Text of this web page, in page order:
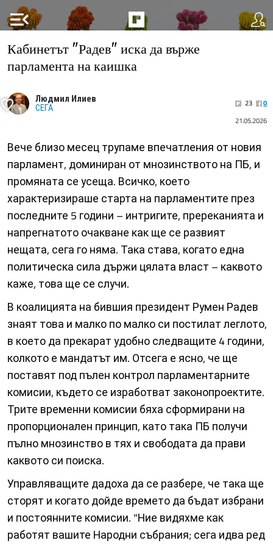
menu_open
Кабинетът "Радев" иска да върже
парламента на каишка
Людмил Илиев
СЕГА 23
0
21.05.2026
Вече близо месец трупаме впечатления от новия
парламент, доминиран от мнозинството на ПБ, и
промяната се усеща. Всичко, което
характеризираше старта на парламентите през
последните 5 години – интригите, пререканията и
напрегнатото очакване как ще се развият
нещата, сега го няма. Така става, когато една
политическа сила държи цялата власт – каквото
каже, това ще се случи.
В коалицията на бившия президент Румен Радев
знаят това и малко по малко си постилат леглото,
в което да прекарат удобно следващите 4 години,
колкото е мандатът им. Отсега е ясно, че ще
поставят под пълен контрол парламентарните
комисии, където се изработват законопроектите.
Трите временни комисии бяха сформирани на
пропорционален принцип, като така ПБ получи
пълно мнозинство в тях и свободата да прави
каквото си поиска.
Управляващите дадоха да се разбере, че така ще
сторят и когато дойде времето да бъдат избрани
и постоянните комисии. "Ние видяхме как
работят вашите Народни събрания; сега идва ред